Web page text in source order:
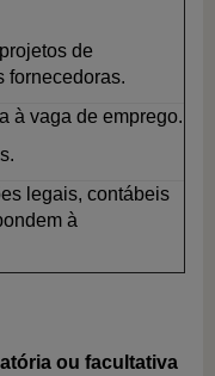
de
fornecedoras.
à vaga de emprego.
legais, contábeis
à
ou facultativa